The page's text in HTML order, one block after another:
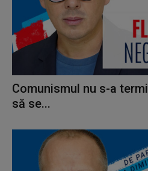
Comunismul nu s-a
să se...